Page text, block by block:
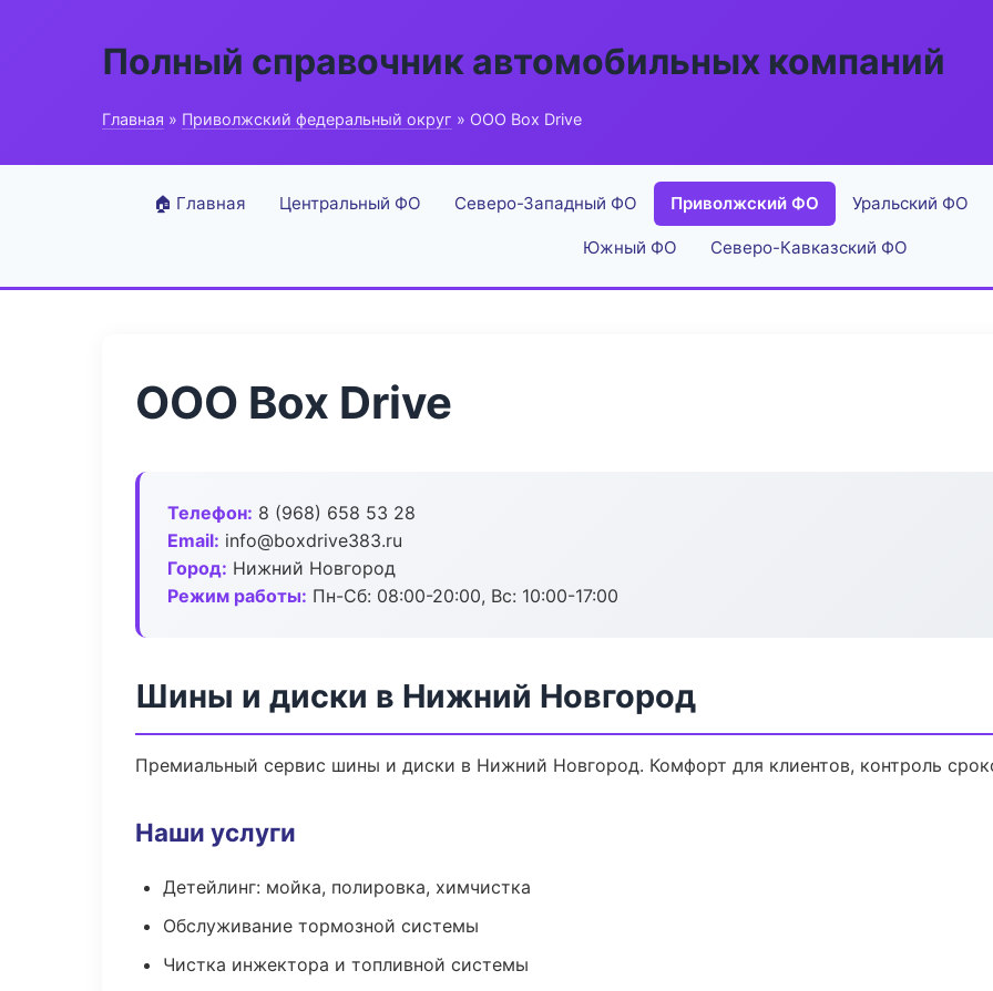
Полный справочник автомобильных компаний
Главная » Приволжский федеральный округ » ООО Box Drive
🏠 Главная Центральный ФО Северо-Западный ФО Приволжский ФО Уральский ФО
Южный ФО Северо-Кавказский ФО
ООО Box Drive
Телефон: 8 (968) 658 53 28
Email: info@boxdrive383.ru
Город: Нижний Новгород
Режим работы: Пн-Сб: 08:00-20:00, Вс: 10:00-17:00
Шины и диски в Нижний Новгород
Премиальный сервис шины и диски в Нижний Новгород. Комфорт для клиентов, контроль
Наши услуги
Детейлинг: мойка, полировка, химчистка
Обслуживание тормозной системы
Чистка инжектора и топливной системы